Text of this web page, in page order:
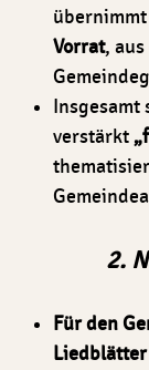
Vorrat,
verstärkt
2.
Für den